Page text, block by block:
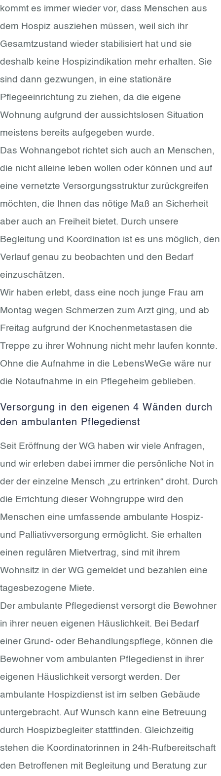
kommt es immer wieder vor, dass Menschen aus
dem Hospiz ausziehen müssen, weil sich ihr
Gesamtzustand wieder stabilisiert hat und sie
deshalb keine Hospizindikation mehr erhalten. Sie
sind dann gezwungen, in eine stationäre
Pflegeeinrichtung zu ziehen, da die eigene
Wohnung aufgrund der aussichtslosen Situation
meistens bereits aufgegeben wurde.
Das Wohnangebot richtet sich auch an Menschen,
die nicht alleine leben wollen oder können und auf
eine vernetzte Versorgungsstruktur zurückgreifen
möchten, die Ihnen das nötige Maß an Sicherheit
aber auch an Freiheit bietet. Durch unsere
Begleitung und Koordination ist es uns möglich, den
Verlauf genau zu beobachten und den Bedarf
einzuschätzen.
Wir haben erlebt, dass eine noch junge Frau am
Montag wegen Schmerzen zum Arzt ging, und ab
Freitag aufgrund der Knochenmetastasen die
Treppe zu ihrer Wohnung nicht mehr laufen konnte.
Ohne die Aufnahme in die LebensWeGe wäre nur
die Notaufnahme in ein Pflegeheim geblieben.
Versorgung in den eigenen 4 Wänden durch
den ambulanten Pflegedienst
Seit Eröffnung der WG haben wir viele Anfragen,
und wir erleben dabei immer die persönliche Not in
der der einzelne Mensch „zu ertrinken“ droht. Durch
die Errichtung dieser Wohngruppe wird den
Menschen eine umfassende ambulante Hospiz-
und Palliativversorgung ermöglicht. Sie erhalten
einen regulären Mietvertrag, sind mit ihrem
Wohnsitz in der WG gemeldet und bezahlen eine
tagesbezogene Miete.
Der ambulante Pflegedienst versorgt die Bewohner
in ihrer neuen eigenen Häuslichkeit. Bei Bedarf
einer Grund- oder Behandlungspflege, können die
Bewohner vom ambulanten Pflegedienst in ihrer
eigenen Häuslichkeit versorgt werden. Der
ambulante Hospizdienst ist im selben Gebäude
untergebracht. Auf Wunsch kann eine Betreuung
durch Hospizbegleiter stattfinden. Gleichzeitig
stehen die Koordinatorinnen in 24h-Rufbereitschaft
den Betroffenen mit Begleitung und Beratung zur